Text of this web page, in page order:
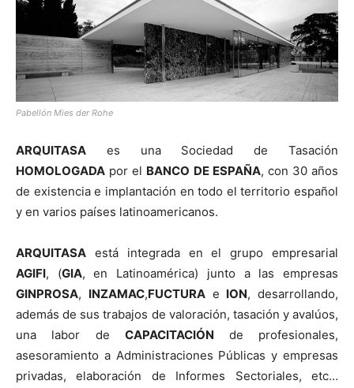
Pabellón Mies der Rohe
ARQUITASA es una Sociedad de Tasación
HOMOLOGADA por el BANCO DE ESPAÑA, con 30 años
de existencia e implantación en todo el territorio español
y en varios países latinoamericanos.
ARQUITASA está integrada en el grupo empresarial
AGIFI, (GIA, en Latinoamérica) junto a las empresas
GINPROSA, INZAMAC,FUCTURAe ION, desarrollando,
además de sus trabajos de valoración, tasación y avalúos,
una labor deCAPACITACIÓN de profesionales,
asesoramiento a Administraciones Públicas y empresas
privadas, elaboración de Informes Sectoriales, etc…